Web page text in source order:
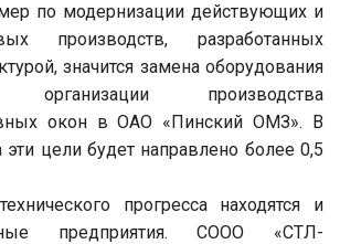
по модернизации действующих и
производств, разработанных
значится замена оборудования
производства
окон в ОАО «Пинский ОМЗ». В
цели будет направлено более 0,5
прогресса находятся и
предприятия. СООО «СТЛ-